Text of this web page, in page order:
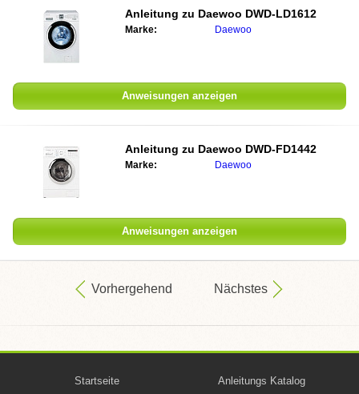
Anleitung zu Daewoo DWD-LD1612
Marke: Daewoo
Anweisungen anzeigen
Anleitung zu Daewoo DWD-FD1442
Marke: Daewoo
Anweisungen anzeigen
Vorhergehend Nächstes
Startseite Anleitungs Katalog